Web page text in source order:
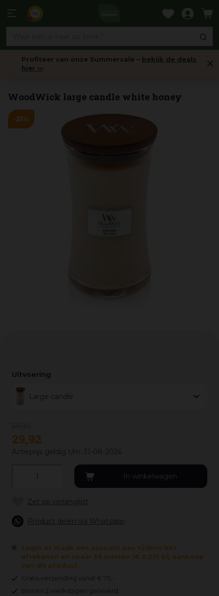
naar
Profiteer van onze Summersale – bekijk de deals
hier ›››
WoodWick large candle white honey
Uitvoering
Large candle
29,92
Actieprijs geldig t/m: 31-08-2026
Product delen via Whatsapp
Login of maak een account aan tijdens het
afrekenen en spaar 59 punten (€ 0,59) bij aankoop
van dit product.
Gratis verzending vanaf € 75,-
Binnen 2 werkdagen geleverd.